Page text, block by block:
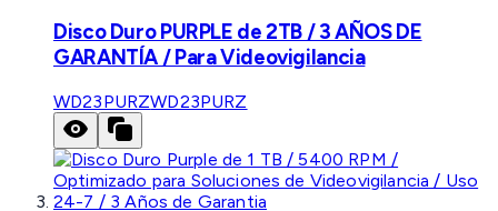
Disco Duro PURPLE de 2TB / 3 AÑOS DE
GARANTÍA / Para Videovigilancia
WD23PURZWD23PURZ